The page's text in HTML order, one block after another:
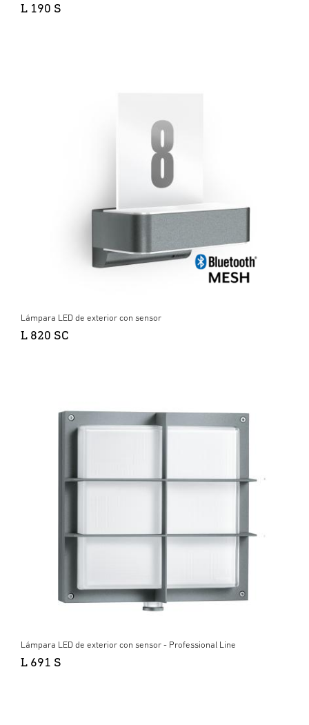
L 190 S
Lámpara LED de exterior con sensor
L 820 SC
Lámpara LED de exterior con sensor - Professional Line
L 691 S